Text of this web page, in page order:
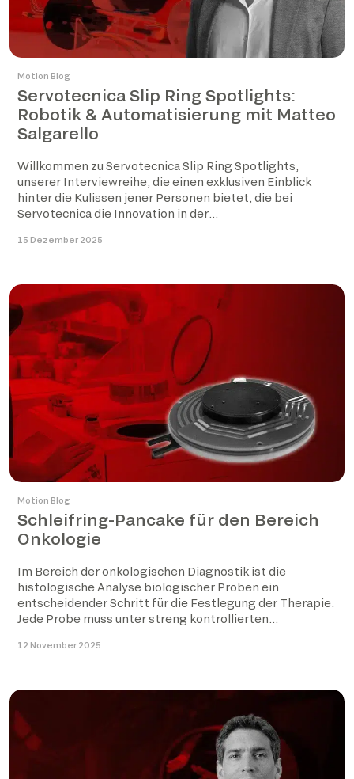
Motion Blog
Servotecnica Slip Ring Spotlights:
Robotik & Automatisierung mit Matteo
Salgarello
Willkommen zu Servotecnica Slip Ring Spotlights,
unserer Interviewreihe, die einen exklusiven Einblick
hinter die Kulissen jener Personen bietet, die bei
Servotecnica die Innovation in der
15 Dezember 2025
Motion Blog
Schleifring-Pancake für den Bereich
Onkologie
Im Bereich der onkologischen Diagnostik ist die
histologische Analyse biologischer Proben ein
entscheidender Schritt für die Festlegung der Therapie.
Jede Probe muss unter streng kontrollierten
12 November 2025